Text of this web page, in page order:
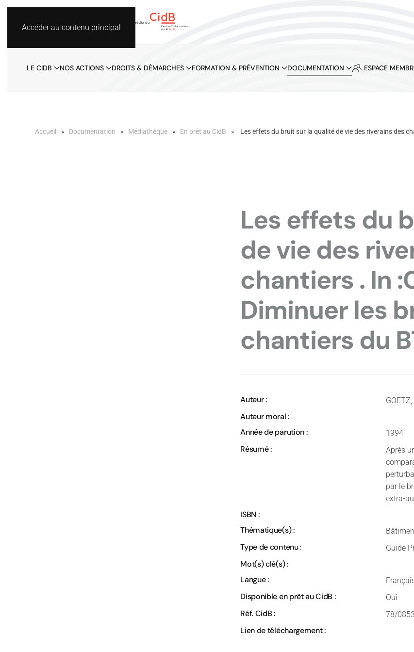
Accéder au contenu principal
LE CIDB NOS ACTIONS DROITS & DÉMARCHES FORMATION & PRÉVENTION DOCUMENTATION ESPACE
Accueil Documentation Médiathèque En prêt au CidB Les effets du bruit sur la qualité de vie des riverains des
Les effets du
de vie des
chantiers . In
Diminuer les
chantiers du
Auteur : GOETZ,
Auteur moral :
Année de parution :
1994
Résumé :
Après
par le
extra-
ISBN :
Thématique(s) :
Type de contenu : Guide
Mot(s) clé(s) :
Langue :
Disponible en prêt au CidB : Oui
Réf. CidB : 78/
Lien de téléchargement :